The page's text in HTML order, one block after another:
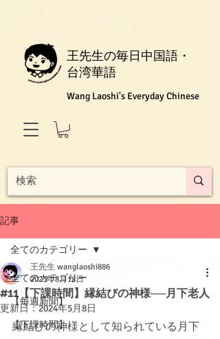
王先生の毎日中国語・
台湾華語
Wang Laoshi's Everyday Chinese
記事
全てのカテゴリー
【每週新聞】
【下課時間】
全てのカテゴリー
#11【下課時間】縁結びの神様──月下老人
王先生 wanglaoshi886
2023年8月18日
更新日：2024年5月8日
縁結びの神様として知られている月下